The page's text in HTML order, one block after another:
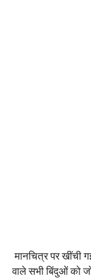
मानचित्र पर खींची
वाले सभी बिंदुओं को